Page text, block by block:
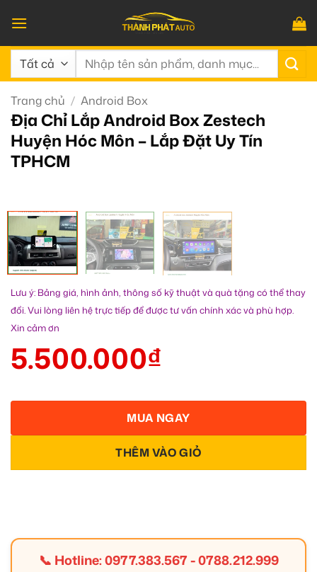
qua
nội
dung
Tìm
Trang chủ / Android Box
Địa Chỉ Lắp Android Box Zestech
Huyện Hóc Môn – Lắp Đặt Uy Tín
TPHCM
Lưu ý: Bảng giá, hình ảnh, thông số kỹ thuật và quà tặng có thể thay
đổi. Vui lòng liên hệ trực tiếp để được tư vấn chính xác và phù hợp.
Xin cảm ơn
5.500.000₫
THÊM VÀO GIỎ
MUA NGAY
📞 Hotline:0977.383.567-0788.212.999